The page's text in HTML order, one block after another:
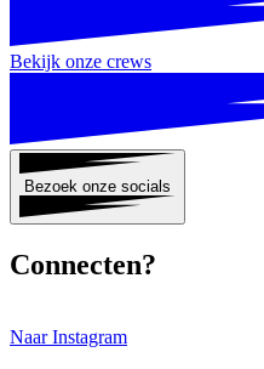
Bekijk onze crews
Bezoek onze socials
Connecten?
Naar Instagram